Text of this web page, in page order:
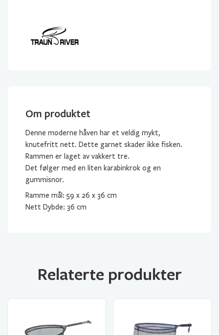
Om produktet
Denne moderne håven har et veldig mykt,
knutefritt nett. Dette garnet skader ikke fisken.
Rammen er laget av vakkert tre.
Det følger med en liten karabinkrok og en
gummisnor.
Ramme mål: 59 x 26 x 36 cm
Nett Dybde: 36 cm
Relaterte produkter